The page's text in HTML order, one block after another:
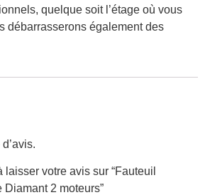
quelque soit l’étage où vous
débarrasserons également des
d’avis.
votre avis sur “Fauteuil
2 moteurs”